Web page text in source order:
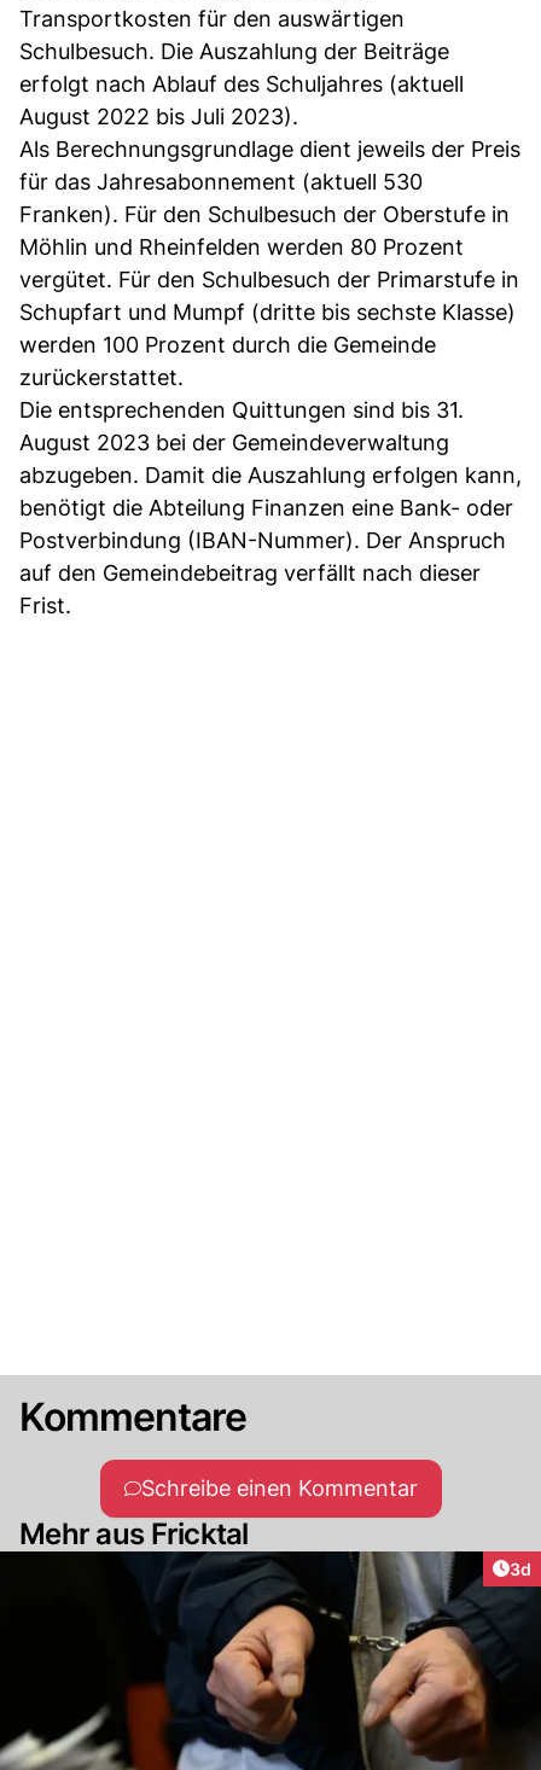
Transportkosten für den auswärtigen
Schulbesuch. Die Auszahlung der Beiträge
erfolgt nach Ablauf des Schuljahres (aktuell
August 2022 bis Juli 2023).
Als Berechnungsgrundlage dient jeweils der Preis
für das Jahresabonnement (aktuell 530
Franken). Für den Schulbesuch der Oberstufe in
Möhlin und Rheinfelden werden 80 Prozent
vergütet. Für den Schulbesuch der Primarstufe in
Schupfart und Mumpf (dritte bis sechste Klasse)
werden 100 Prozent durch die Gemeinde
zurückerstattet.
Die entsprechenden Quittungen sind bis 31.
August 2023 bei der Gemeindeverwaltung
abzugeben. Damit die Auszahlung erfolgen kann,
benötigt die Abteilung Finanzen eine Bank- oder
Postverbindung (IBAN-Nummer). Der Anspruch
auf den Gemeindebeitrag verfällt nach dieser
Frist.
Kommentare
Schreibe einen Kommentar
Mehr aus Fricktal
3d